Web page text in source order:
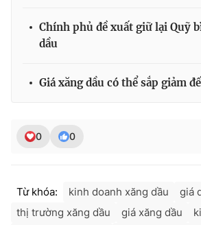
Chính phủ đề xuất giữ lại Quỹ
dầu
Giá xăng dầu có thể sắp giảm
0 0
Từ khóa: kinh doanh xăng dầu giá
thị trường xăng dầu
giá xăng dầu